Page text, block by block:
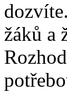
žáků a